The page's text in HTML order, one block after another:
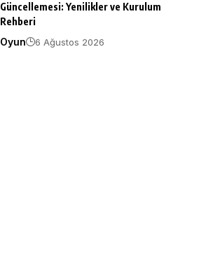
Güncellemesi: Yenilikler ve Kurulum
Rehberi
Oyun
6 Ağustos 2026